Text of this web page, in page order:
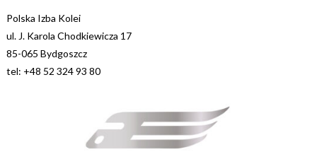
Polska Izba Kolei
ul. J. Karola Chodkiewicza 17
85-065 Bydgoszcz
tel: +48 52 324 93 80